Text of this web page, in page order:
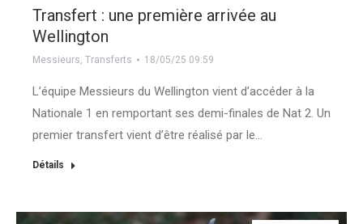
Transfert : une première arrivée au
Wellington
Messieurs, Transferts 18/05/25 09:59
L’équipe Messieurs du Wellington vient d’accéder à la
Nationale 1 en remportant ses demi-finales de Nat 2. Un
premier transfert vient d’être réalisé par le…
Détails